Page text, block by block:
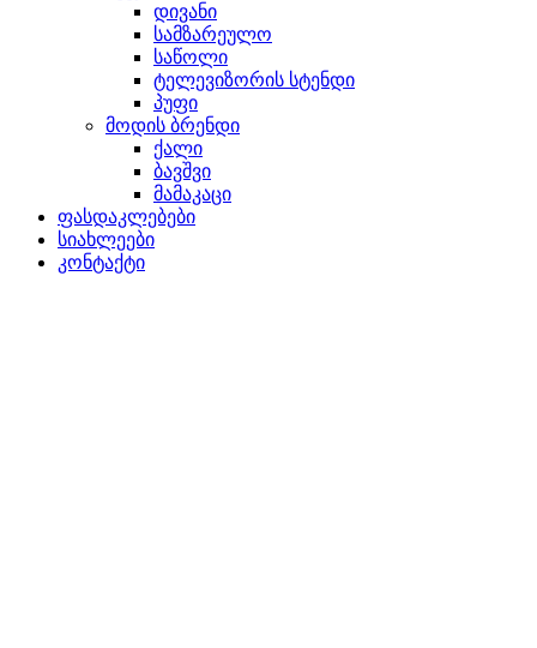
დივანი
სამზარეულო
საწოლი
ტელევიზორის სტენდი
პუფი
მოდის ბრენდი
ქალი
ბავშვი
მამაკაცი
ფასდაკლებები
სიახლეები
კონტაქტი